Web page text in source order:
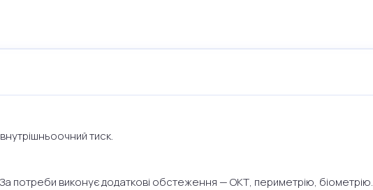
тиск.
За потреби виконує додаткові обстеження — ОКТ, периметрію, біометрію.